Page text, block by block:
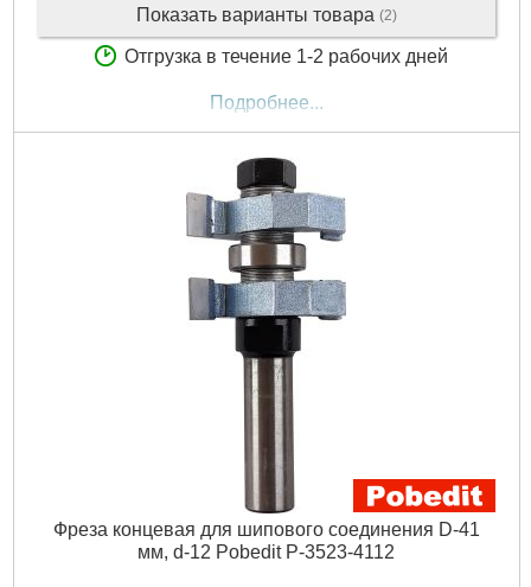
Показать варианты товара (2)
Отгрузка в течение 1-2 рабочих дней
Подробнее...
Фреза концевая для шипового соединения D-41
мм, d-12 Pobedit P-3523-4112